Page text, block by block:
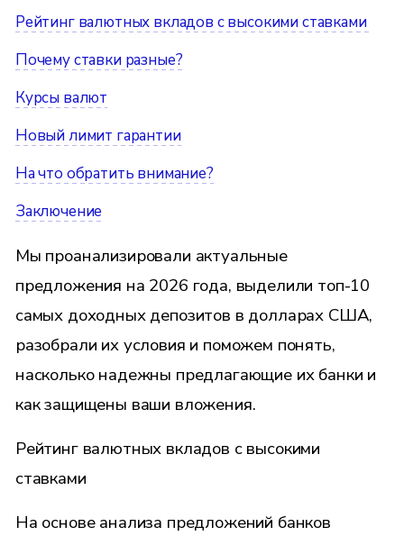
Рейтинг валютных вкладов с высокими ставками
Почему ставки разные?
Курсы валют
Новый лимит гарантии
На что обратить внимание?
Заключение
Мы проанализировали актуальные
предложения на 2026 года, выделили топ-10
самых доходных депозитов в долларах США,
разобрали их условия и поможем понять,
насколько надежны предлагающие их банки и
как защищены ваши вложения.
Рейтинг валютных вкладов с высокими
ставками
На основе анализа предложений банков